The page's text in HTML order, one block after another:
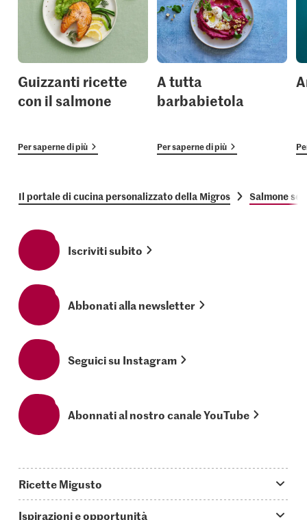
Guizzanti ricette
con il salmone
Per saperne di più
A tutta
barbabietola
Per saperne di più
Il portale di cucina personalizzato della Migros Salmone
Iscriviti subito
Abbonati alla newsletter
Seguici su Instagram
Abonnati al nostro canale YouTube
Ricette Migusto
Ispirazioni e opportunità